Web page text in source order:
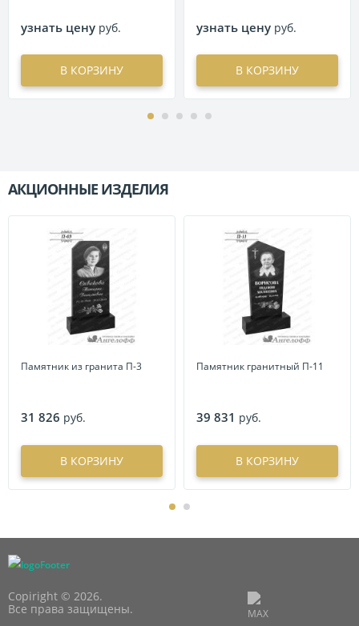
узнать цену руб.
В КОРЗИНУ
узнать цену руб.
В КОРЗИНУ
АКЦИОННЫЕ ИЗДЕЛИЯ
Памятник из гранита П-3
31 826 руб.
В КОРЗИНУ
Памятник гранитный П-11
39 831 руб.
В КОРЗИНУ
Copiright © 2026.
Все права защищены.